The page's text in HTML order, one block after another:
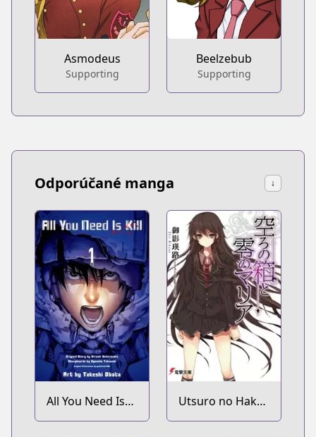
Asmodeus
Supporting
Beelzebub
Supporting
Odporúčané manga ↓
All You Need Is
Kill
Utsuro no Hako
to Zero no Maria